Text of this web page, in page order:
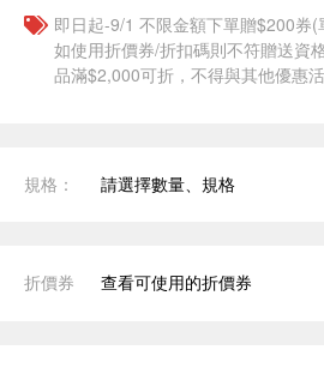
即日起-9/1 不限金額下單贈$200券
如使用折價券/折扣碼則不符贈送資
品滿$2,000可折，不得與其他優惠
規格： 請選擇數量、規格
折價券 查看可使用的折價券